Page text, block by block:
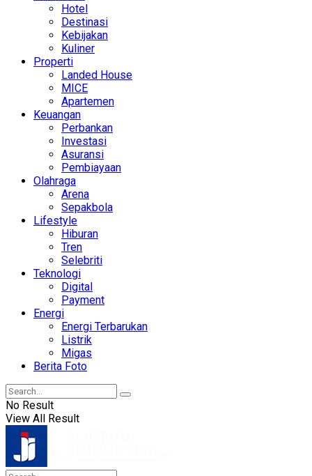
Hotel
Destinasi
Kebijakan
Kuliner
Properti
Landed House
MICE
Apartemen
Keuangan
Perbankan
Investasi
Asuransi
Pembiayaan
Olahraga
Arena
Sepakbola
Lifestyle
Hiburan
Tren
Selebriti
Teknologi
Digital
Payment
Energi
Energi Terbarukan
Listrik
Migas
Berita Foto
No Result
View All Result